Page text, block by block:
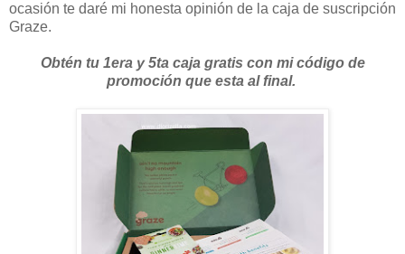
ocasión te daré mi honesta opinión de la caja de suscripción
Graze.
Obtén tu 1era y 5ta caja gratis con mi código de
promoción que esta al final.